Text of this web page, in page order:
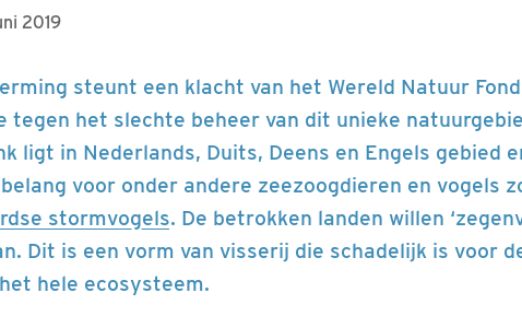
2019
steunt een klacht van het Wereld Natuur
tegen het slechte beheer van dit unieke
ligt in Nederlands, Duits, Deens en Engels gebied
voor onder andere zeezoogdieren en vogels
stormvogels. De betrokken landen willen
Dit is een vorm van visserij die schadelijk is voor
hele ecosysteem.